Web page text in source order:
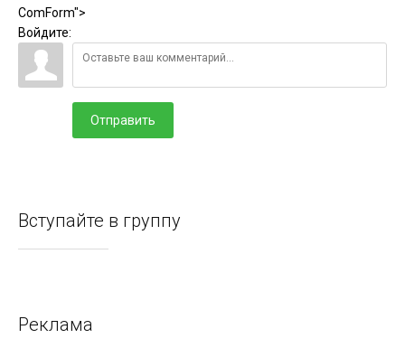
ComForm">
Войдите:
Отправить
Вступайте в группу
Реклама